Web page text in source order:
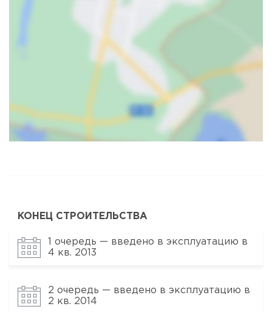
КОНЕЦ СТРОИТЕЛЬСТВА
1 очередь — введено в эксплуатацию в
4 кв. 2013
2 очередь — введено в эксплуатацию в
2 кв. 2014